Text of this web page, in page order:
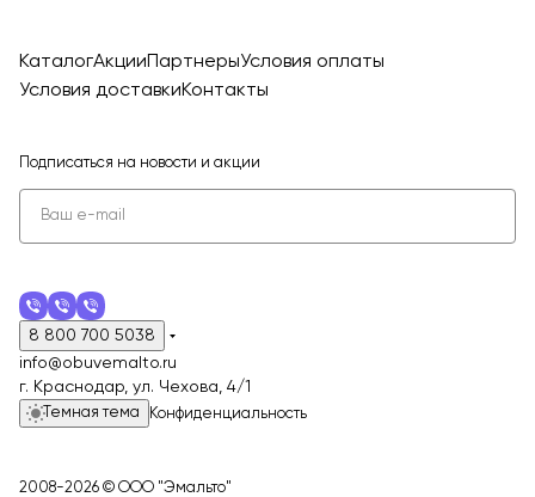
КаталогАкции ПартнерыУсловия оплаты
Условия доставкиКонтакты
Подписаться на новости и акции
8 800 700 5038
info@obuvemalto.ru
г. Краснодар, ул. Чехова, 4/1
Темная тема Конфиденциальность
2008-2026 © ООО "Эмальто"